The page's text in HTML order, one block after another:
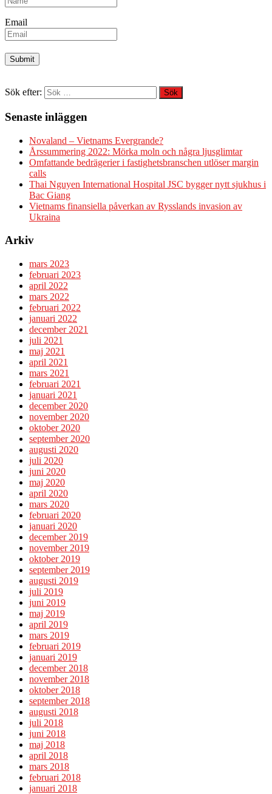
Email
Sök efter:
Senaste inläggen
Novaland – Vietnams Evergrande?
Årssummering 2022: Mörka moln och några ljusglimtar
Omfattande bedrägerier i fastighetsbranschen utlöser margin
calls
Thai Nguyen International Hospital JSC bygger nytt sjukhus i
Bac Giang
Vietnams finansiella påverkan av Rysslands invasion av
Ukraina
Arkiv
mars 2023
februari 2023
april 2022
mars 2022
februari 2022
januari 2022
december 2021
juli 2021
maj 2021
april 2021
mars 2021
februari 2021
januari 2021
december 2020
november 2020
oktober 2020
september 2020
augusti 2020
juli 2020
juni 2020
maj 2020
april 2020
mars 2020
februari 2020
januari 2020
december 2019
november 2019
oktober 2019
september 2019
augusti 2019
juli 2019
juni 2019
maj 2019
april 2019
mars 2019
februari 2019
januari 2019
december 2018
november 2018
oktober 2018
september 2018
augusti 2018
juli 2018
juni 2018
maj 2018
april 2018
mars 2018
februari 2018
januari 2018